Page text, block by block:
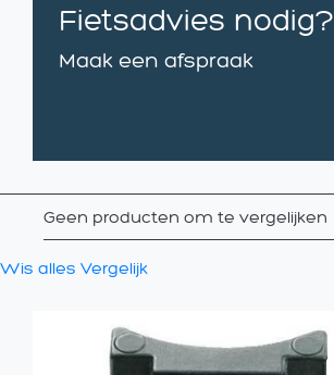
Fietsadvies nodig?
Maak een afspraak
Geen producten om te vergelijken
Wis alles Vergelijk